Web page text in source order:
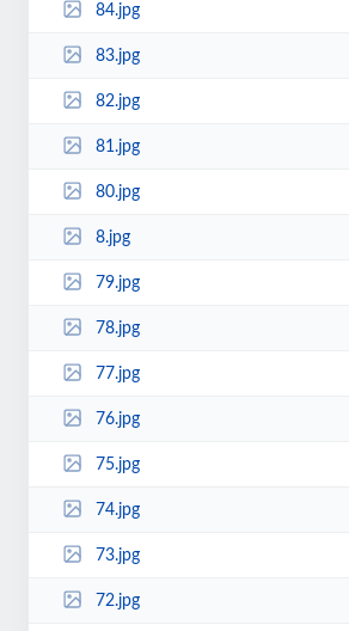
84.jpg
83.jpg
82.jpg
81.jpg
80.jpg
8.jpg
79.jpg
78.jpg
77.jpg
76.jpg
75.jpg
74.jpg
73.jpg
72.jpg